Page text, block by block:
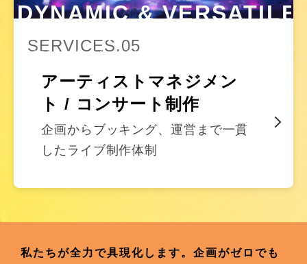
SERVICES.05
アーティストマネジメン
ト / コンサート制作
企画からブッキング、運営まで一貫
したライブ制作体制
私たちが全力で具現化します。企画がゼロでも